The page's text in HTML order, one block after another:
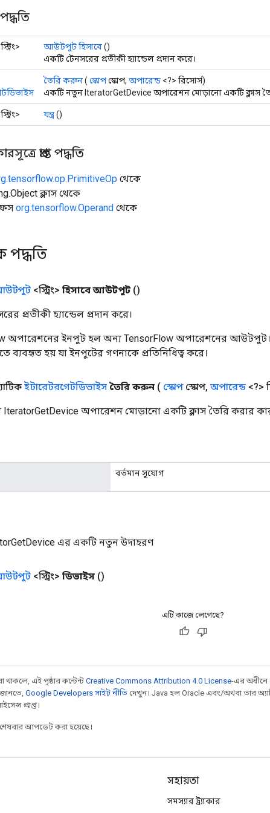
আউটপুট হিসাবে()
একটি টেনসরের প্রতীকী হ্যান্ডেল প্রদান করে।
তৈরি করুন( স্কোপস্কোপ, অপারেন্ড <?> রিসোর্স)
একটি নতুন IteratorGetDevice অপারেশন মোড়ানো একটি ক্লাস
যন্ত্র()
প্রাপ্ত পদ্ধতি
থেকে
ক্লাস থেকে
org.tensorflow.Operand থেকে
পদ্ধতি
<স্ট্রিং> হিসাবে আউটপুট ()
প্রতীকী হ্যান্ডেল প্রদান করে।
অপারেশনের ইনপুট হল অন্য TensorFlow অপারেশনের আউটপুট।
ব্যবহৃত হয় যা ইনপুটের গণনাকে প্রতিনিধিত্ব করে।
ইটারেটরগেটডিভাইস তৈরি করুন ( স্কোপস্কোপ, অপারেন্ড <?>
অপারেশন মোড়ানো একটি ক্লাস তৈরি করার
বর্তমান সুযোগ
এর একটি নতুন উদাহরণ
<স্ট্রিং> ডিভাইস ()
এটি কাজে লেগেছে?
থাকলে, এই পৃষ্ঠার কন্টেন্ট Creative Commons Attribution 4.0 License-এর
Google Developers সাইট নীতি দেখুন। Java হল Oracle এবং/অথবা তার
প্রাপ্ত।
আপডেট করা হয়েছে।
সহায়তা
সমস্যার ট্র্যাকার